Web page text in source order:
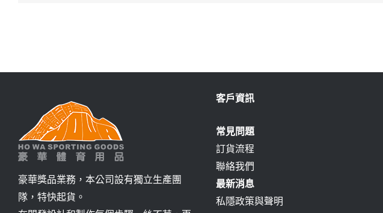
豪華獎品業務，本公司設有獨立生產團
隊，特快起貨。
客戶資訊
常見問題
訂貨流程
聯絡我們
最新消息
私隱政策與聲明